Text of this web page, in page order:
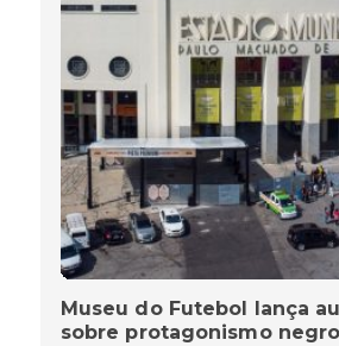
Museu do Futebol lança
sobre protagonismo negro